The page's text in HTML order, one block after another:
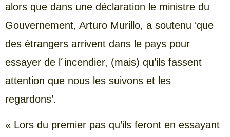
alors que dans une déclaration le ministre du
Gouvernement, Arturo Murillo, a soutenu ‘que
des étrangers arrivent dans le pays pour
essayer de l´incendier, (mais) qu’ils fassent
attention que nous les suivons et les
regardons’.
« Lors du premier pas qu’ils feront en essayant